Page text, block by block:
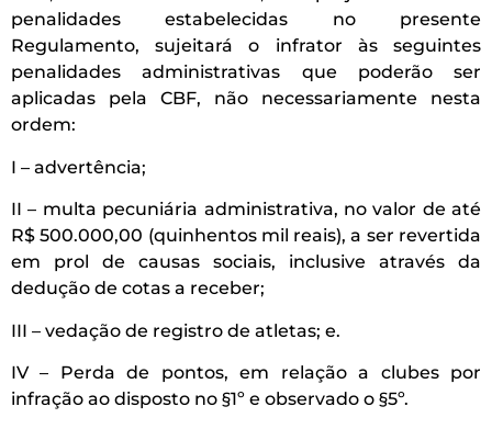
penalidades estabelecidas no presente
Regulamento, sujeitará o infrator às seguintes
penalidades administrativas que poderão ser
aplicadas pela CBF, não necessariamente nesta
ordem:
I – advertência;
II – multa pecuniária administrativa, no valor de até
R$ 500.000,00 (quinhentos mil reais), a ser revertida
em prol de causas sociais, inclusive através da
dedução de cotas a receber;
III – vedação de registro de atletas; e.
IV – Perda de pontos, em relação a clubes por
infração ao disposto no §1º e observado o §5º.